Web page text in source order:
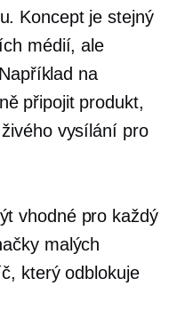
Koncept je stejný
médií, ale
na
připojit produkt,
vysílání pro
vhodné pro každý
malých
který odblokuje